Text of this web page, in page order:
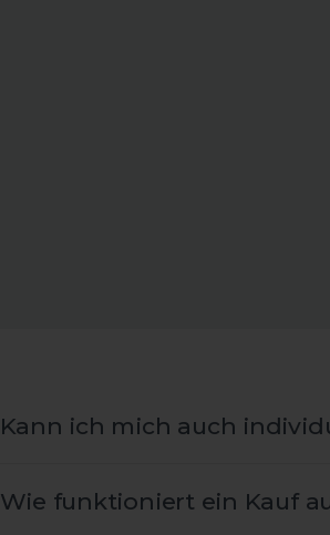
Kann ich mich auch
Wie funktioniert ein Kauf